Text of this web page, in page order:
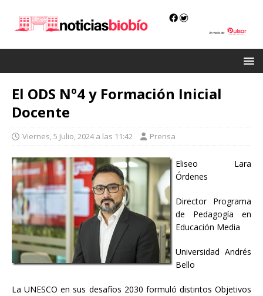
El ODS Nº4 y Formación Inicial
Docente
Viernes, 5 Julio, 2024 a las 11:42 Prensa
Eliseo Lara
Órdenes
Director Programa
de Pedagogía en
Educación Media
Universidad Andrés
Bello
La UNESCO en sus desafíos 2030 formuló distintos Objetivos